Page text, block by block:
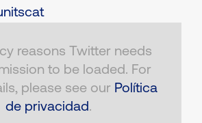
reasons Twitter needs
to be loaded. For
please see our Política
de privacidad.